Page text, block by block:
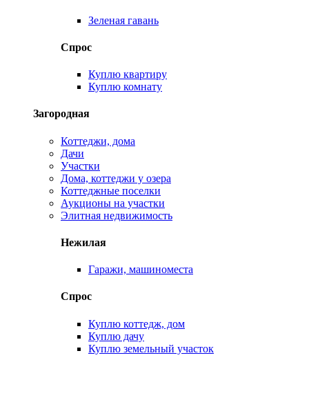
Зеленая гавань
Спрос
Куплю квартиру
Куплю комнату
Загородная
Коттеджи, дома
Дачи
Участки
Дома, коттеджи у озера
Коттеджные поселки
Аукционы на участки
Элитная недвижимость
Нежилая
Гаражи, машиноместа
Спрос
Куплю коттедж, дом
Куплю дачу
Куплю земельный участок